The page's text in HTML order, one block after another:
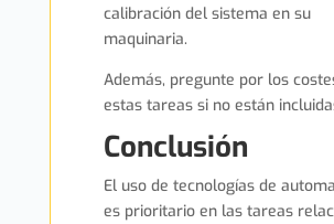
calibración del sistema en su
maquinaria.
Además, pregunte por los
estas tareas si no están
Conclusión
El uso de tecnologías de
es prioritario en las tareas